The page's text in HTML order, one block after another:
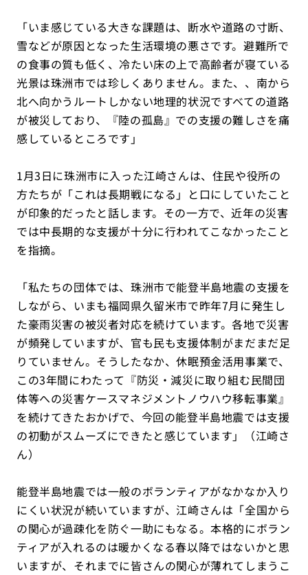
「いま感じている大きな課題は、断水や道路の寸断、
雪などが原因となった生活環境の悪さです。避難所で
の食事の質も低く、冷たい床の上で高齢者が寝ている
光景は珠洲市では珍しくありません。また、、南から
北へ向かうルートしかない地理的状況ですべての道路
が被災しており、『陸の孤島』での支援の難しさを痛
感しているところです」
1月3日に珠洲市に入った江崎さんは、住民や役所の
方たちが「これは長期戦になる」と口にしていたこと
が印象的だったと話します。その一方で、近年の災害
では中長期的な支援が十分に行われてこなかったこと
を指摘。
「私たちの団体では、珠洲市で能登半島地震の支援を
しながら、いまも福岡県久留米市で昨年7月に発生し
た豪雨災害の被災者対応を続けています。各地で災害
が頻発していますが、官も民も支援体制がまだまだ足
りていません。そうしたなか、休眠預金活用事業で、
この3年間にわたって『防災・減災に取り組む民間団
体等への災害ケースマネジメントノウハウ移転事業』
を続けてきたおかげで、今回の能登半島地震では支援
の初動がスムーズにできたと感じています」（江崎さ
ん）
能登半島地震では一般のボランティアがなかなか入り
にくい状況が続いていますが、江崎さんは「全国から
の関心が過疎化を防ぐ一助にもなる。本格的にボラン
ティアが入れるのは暖かくなる春以降ではないかと思
いますが、それまでに皆さんの関心が薄れてしまうこ